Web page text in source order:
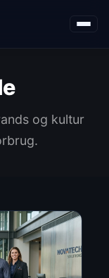
og kultur